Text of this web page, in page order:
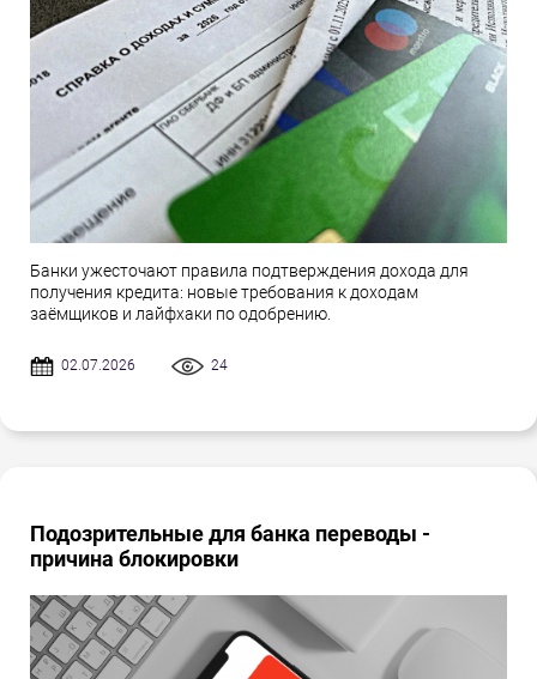
Банки ужесточают правила подтверждения дохода для
получения кредита: новые требования к доходам
заёмщиков и лайфхаки по одобрению.
02.07.2026 24
Подозрительные для банка переводы -
причина блокировки